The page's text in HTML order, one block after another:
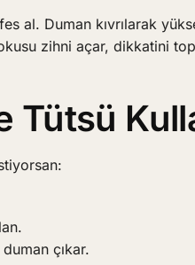
al. Duman kıvrılarak
zihni açar, dikkatini
Tütsü
çıkar.